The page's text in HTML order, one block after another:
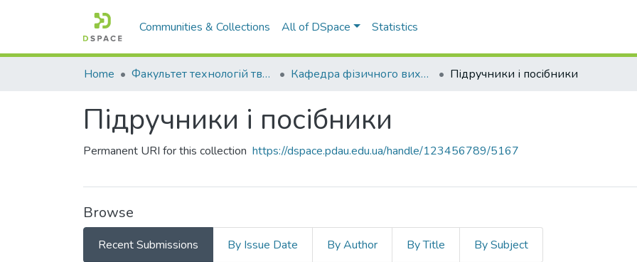
Communities & Collections All of DSpace Statistics
Home Факультет технологій тваринництва та продовольства Кафедра фізичного виховання та спорту Підручники і посібники
Підручники і посібники
Permanent URI for this collection https://dspace.pdau.edu.ua/handle/123456789/5167
Browse
Recent Submissions By Issue Date By Author By Title By Subject